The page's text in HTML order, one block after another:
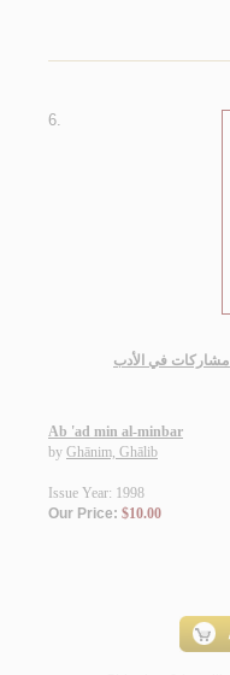
6.
مشاركات في الأدب
Ab 'ad min al-minbar
by Ghānim, Ghālib
Issue Year: 1998
Our Price: $10.00